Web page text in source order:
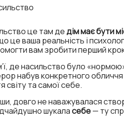
це там дедім має бути
це ваша реальність і
вам зробити перший
де насильство було
набув конкретного
світу та самої себе.
довго не наважувалася
шукаласебе— ту